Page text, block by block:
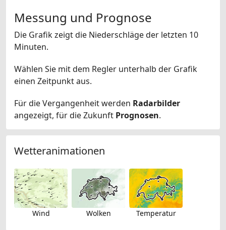
Messung und Prognose
Die Grafik zeigt die Niederschläge der letzten 10
Minuten.
Wählen Sie mit dem Regler unterhalb der Grafik
einen Zeitpunkt aus.
Für die Vergangenheit werden Radarbilder
angezeigt, für die Zukunft Prognosen.
Wetteranimationen
Wind Wolken Temperatur